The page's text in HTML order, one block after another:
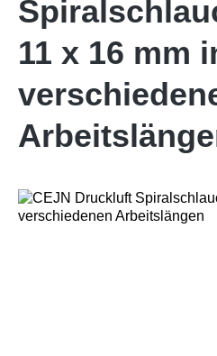
11 x 16 mm
Bildergalerie überspringen